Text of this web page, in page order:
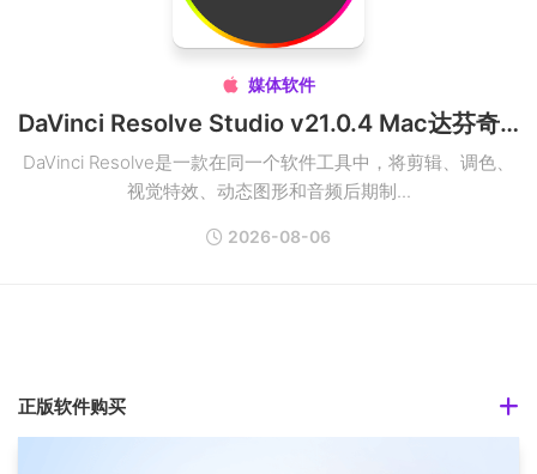
 媒体软件
DaVinci Resolve Studio v21.0.4 Mac达芬奇视频后期制作破解版
DaVinci Resolve是一款在同一个软件工具中，将剪辑、调色、
视觉特效、动态图形和音频后期制...
2026-08-06
正版软件购买